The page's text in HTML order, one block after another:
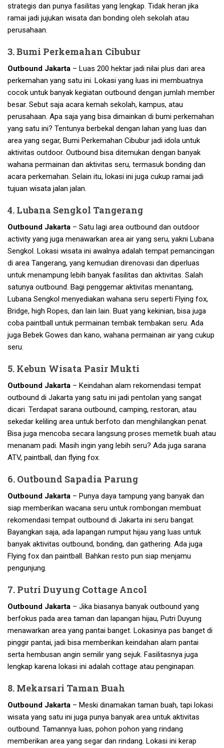
strategis dan punya fasilitas yang lengkap. Tidak heran jika
ramai jadi jujukan wisata dan bonding oleh sekolah atau
perusahaan.
3. Bumi Perkemahan Cibubur
Outbound Jakarta – Luas 200 hektar jadi nilai plus dari area
perkemahan yang satu ini. Lokasi yang luas ini membuatnya
cocok untuk banyak kegiatan outbound dengan jumlah member
besar. Sebut saja acara kemah sekolah, kampus, atau
perusahaan. Apa saja yang bisa dimainkan di bumi perkemahan
yang satu ini? Tentunya berbekal dengan lahan yang luas dan
area yang segar, Bumi Perkemahan Cibubur jadi idola untuk
aktivitas outdoor. Outbound bisa ditemukan dengan banyak
wahana permainan dan aktivitas seru, termasuk bonding dan
acara perkemahan. Selain itu, lokasi ini juga cukup ramai jadi
tujuan wisata jalan jalan.
4. Lubana Sengkol Tangerang
Outbound Jakarta – Satu lagi area outbound dan outdoor
activity yang juga menawarkan area air yang seru, yakni Lubana
Sengkol. Lokasi wisata ini awalnya adalah tempat pemancingan
di area Tangerang, yang kemudian direnovasi dan diperluas
untuk menampung lebih banyak fasilitas dan aktivitas. Salah
satunya outbound. Bagi penggemar aktivitas menantang,
Lubana Sengkol menyediakan wahana seru seperti Flying fox,
Bridge, high Ropes, dan lain lain. Buat yang kekinian, bisa juga
coba paintball untuk permainan tembak tembakan seru. Ada
juga Bebek Gowes dan kano, wahana permainan air yang cukup
seru.
5. Kebun Wisata Pasir Mukti
Outbound Jakarta – Keindahan alam rekomendasi tempat
outbound di Jakarta yang satu ini jadi pentolan yang sangat
dicari. Terdapat sarana outbound, camping, restoran, atau
sekedar keliling area untuk berfoto dan menghilangkan penat.
Bisa juga mencoba secara langsung proses memetik buah atau
menanam padi. Masih ingin yang lebih seru? Ada juga sarana
ATV, paintball, dan flying fox.
6. Outbound Sapadia Parung
Outbound Jakarta – Punya daya tampung yang banyak dan
siap memberikan wacana seru untuk rombongan membuat
rekomendasi tempat outbound di Jakarta ini seru bangat.
Bayangkan saja, ada lapangan rumput hijau yang luas untuk
banyak aktivitas outbound, bonding, dan gathering. Ada juga
Flying fox dan paintball. Bahkan resto pun siap menjamu
pengunjung.
7. Putri Duyung Cottage Ancol
Outbound Jakarta – Jika biasanya banyak outbound yang
berfokus pada area taman dan lapangan hijau, Putri Duyung
menawarkan area yang pantai banget. Lokasinya pas banget di
pinggir pantai, jadi bisa memberikan keindahan alam pantai
serta hembusan angin semilir yang sejuk. Fasilitasnya juga
lengkap karena lokasi ini adalah cottage atau penginapan.
8. Mekarsari Taman Buah
Outbound Jakarta – Meski dinamakan taman buah, tapi lokasi
wisata yang satu ini juga punya banyak area untuk aktivitas
outbound. Tamannya luas, pohon pohon yang rindang
memberikan area yang segar dan rindang. Lokasi ini kerap